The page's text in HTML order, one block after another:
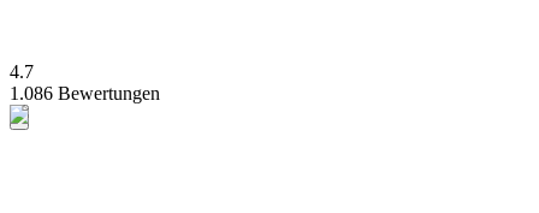
4.7
1.086 Bewertungen